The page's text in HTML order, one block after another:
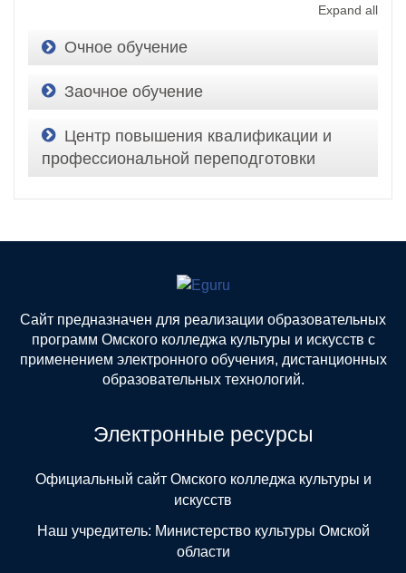
Expand all
Очное обучение
Заочное обучение
Центр повышения квалификации и
профессиональной переподготовки
Сайт предназначен для реализации образовательных
программ Омского колледжа культуры и искусств с
применением электронного обучения, дистанционных
образовательных технологий.
Электронные ресурсы
Официальный сайт Омского колледжа культуры и
искусств
Наш учредитель: Министерство культуры Омской
области